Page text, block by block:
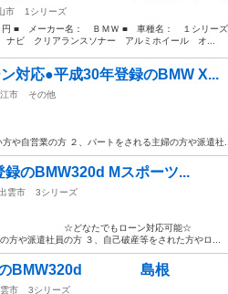
市
1シリーズ
■ メーカー名： ＢＭＷ ■ 車種名： １シリー
ビ クリアランスソナー アルミホイール オ...
対応●平成30年登録のBMW X...
市
その他
車販売○ ☆どなた
の方 ２、パートをされる主婦の方や派遣社...
のBMW320d Mスポーツ...
雲市
3シリーズ
☆どなたでもローン対応可能
方や派遣社員の方 ３、自己破産等をされた方やロ...
録のBMW320d 島根
市
3シリーズ